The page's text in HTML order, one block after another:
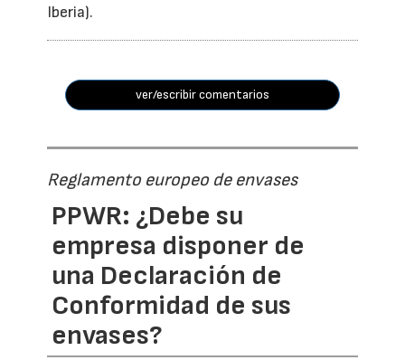
Iberia).
ver/escribir comentarios
Reglamento europeo de envases
PPWR: ¿Debe su
empresa disponer de
una Declaración de
Conformidad de sus
envases?